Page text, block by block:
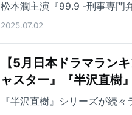
松本潤主演『99.9 -刑事専門
2025.07.02
【5月日本ドラマラン
ャスター』『半沢直樹
『半沢直樹』シリーズが続々